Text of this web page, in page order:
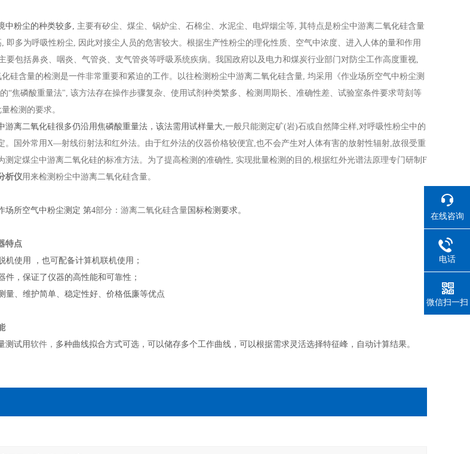
中粉尘的种类较多, 主要有矽尘、煤尘、锅炉尘、石棉尘、水泥尘、电焊烟尘等, 其特点是粉尘中游离二氧化硅含量
即多为呼吸性粉尘, 因此对接尘人员的危害较大。根据生产性粉尘的理化性质、空气中浓度、进入人体的量和作用
要包括鼻炎、咽炎、气管炎、支气管炎等呼吸系统疾病。我国政府以及电力和煤炭行业部门对防尘工作高度重视,
硅含量的检测是一件非常重要和紧迫的工作。以往检测粉尘中游离二氧化硅含量, 均采用《作业场所空气中粉尘测
“焦磷酸重量法", 该方法存在操作步骤复杂、使用试剂种类繁多、检测周期长、准确性差、试验室条件要求苛刻等
检测的要求。
离二氧化硅很多仍沿用焦磷酸重量法，该法需用试样量大,一般只能测定矿(岩)石或自然降尘样,对呼吸性粉尘中的
。国外常用X—射线衍射法和红外法。由于红外法的仪器价格较便宜,也不会产生对人体有害的放射性辐射,故很受重
测定煤尘中游离二氧化硅的标准方法。为了提高检测的准确性, 实现批量检测的目的,根据红外光谱法原理专门研制F
析仪用来检测粉尘中游离二氧化硅含量。
场所空气中粉尘测定 第4部分：游离二氧化硅含量 国标检测要求。
特点
机使用 ，也可配备计算机联机使用；
件，保证了仪器的高性能和可靠性；
量、维护简单、稳定性好、价格低廉等优点
试用软件， 多种曲线拟合方式可选，可以储存多个工作曲线，可以根据需求灵活选择特征峰，自动计算结果。
在线咨询
电话
微信扫一扫